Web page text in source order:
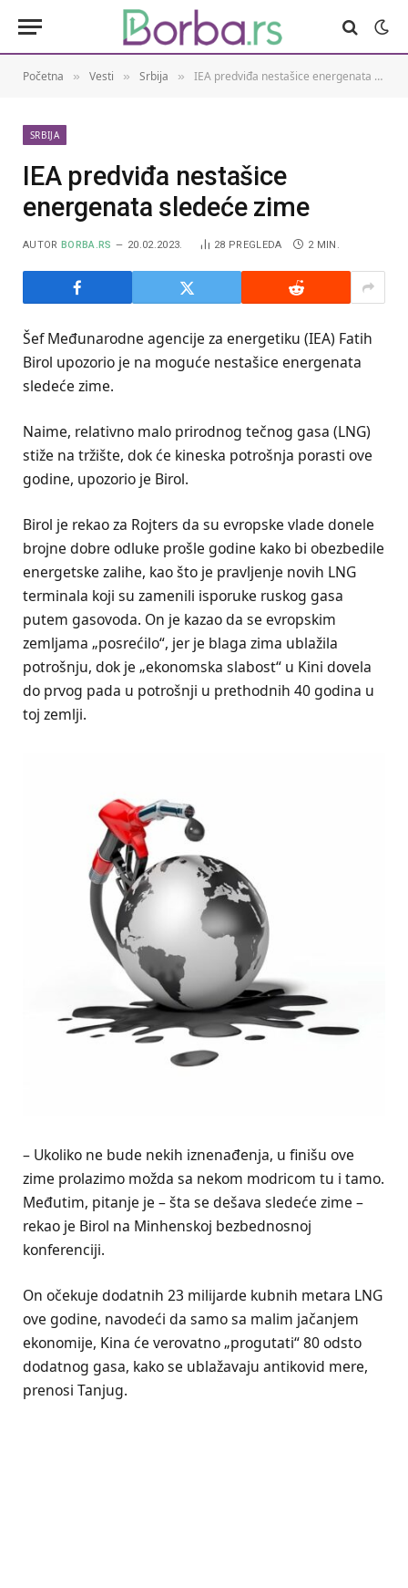
Početna » Vesti » Srbija » IEA predviđa nestašice energenata sledeće zime
SRBIJA
IEA predviđa nestašice
energenata sledeće zime
AUTOR BORBA.RS 20.02.2023. 28 PREGLEDA 2 MIN.
Šef Međunarodne agencije za energetiku (IEA) Fatih
Birol upozorio je na moguće nestašice energenata
sledeće zime.
Naime, relativno malo prirodnog tečnog gasa (LNG)
stiže na tržište, dok će kineska potrošnja porasti ove
godine, upozorio je Birol.
Birol je rekao za Rojters da su evropske vlade donele
brojne dobre odluke prošle godine kako bi obezbedile
energetske zalihe, kao što je pravljenje novih LNG
terminala koji su zamenili isporuke ruskog gasa
putem gasovoda. On je kazao da se evropskim
zemljama „posrećilo“, jer je blaga zima ublažila
potrošnju, dok je „ekonomska slabost“ u Kini dovela
do prvog pada u potrošnji u prethodnih 40 godina u
toj zemlji.
– Ukoliko ne bude nekih iznenađenja, u finišu ove
zime prolazimo možda sa nekom modricom tu i tamo.
Međutim, pitanje je – šta se dešava sledeće zime –
rekao je Birol na Minhenskoj bezbednosnoj
konferenciji.
On očekuje dodatnih 23 milijarde kubnih metara LNG
ove godine, navodeći da samo sa malim jačanjem
ekonomije, Kina će verovatno „progutati“ 80 odsto
dodatnog gasa, kako se ublažavaju antikovid mere,
prenosi Tanjug.